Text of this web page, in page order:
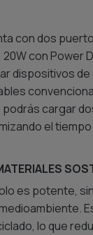
con dos
con Power
dispositivos de
cargar
el
es potente,
lo que